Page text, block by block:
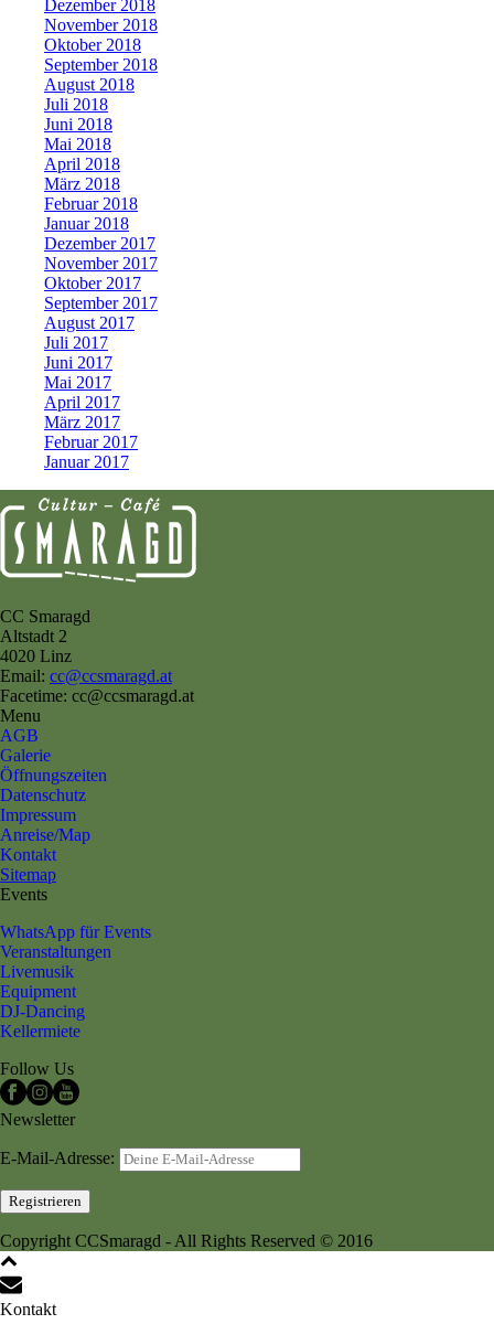
Dezember 2018
November 2018
Oktober 2018
September 2018
August 2018
Juli 2018
Juni 2018
Mai 2018
April 2018
März 2018
Februar 2018
Januar 2018
Dezember 2017
November 2017
Oktober 2017
September 2017
August 2017
Juli 2017
Juni 2017
Mai 2017
April 2017
März 2017
Februar 2017
Januar 2017
CC Smaragd
Altstadt 2
4020 Linz
Email: cc@ccsmaragd.at
Facetime: cc@ccsmaragd.at
Menu
AGB
Galerie
Öffnungszeiten
Datenschutz
Impressum
Anreise/Map
Kontakt
Sitemap
Events
WhatsApp für Events
Veranstaltungen
Livemusik
Equipment
DJ-Dancing
Kellermiete
Follow Us
Newsletter
E-Mail-Adresse:
Copyright CCSmaragd - All Rights Reserved © 2016
Kontakt